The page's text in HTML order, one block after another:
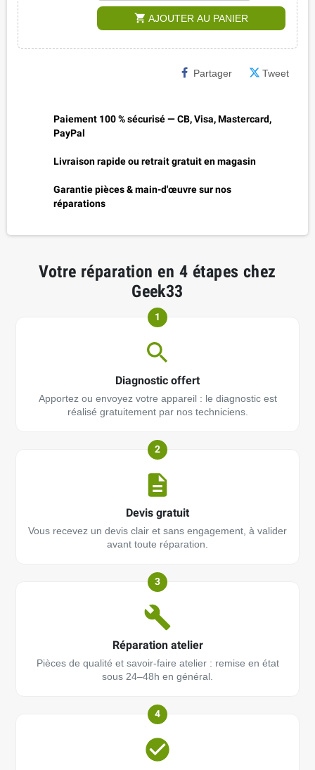
shopping_cart AJOUTER AU PANIER
Partager Tweet
Paiement 100 % sécurisé — CB, Visa, Mastercard,
PayPal
Livraison rapide ou retrait gratuit en magasin
Garantie pièces & main-d'œuvre sur nos
réparations
Votre réparation en 4 étapes chez
Geek33
1
Diagnostic offert
Apportez ou envoyez votre appareil : le diagnostic est
réalisé gratuitement par nos techniciens.
2
Devis gratuit
Vous recevez un devis clair et sans engagement, à valider
avant toute réparation.
3
Réparation atelier
Pièces de qualité et savoir-faire atelier : remise en état
sous 24–48h en général.
4